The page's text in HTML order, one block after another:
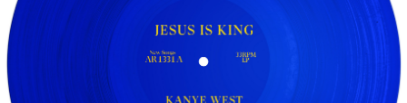
PODCAST
NEWSLETTER